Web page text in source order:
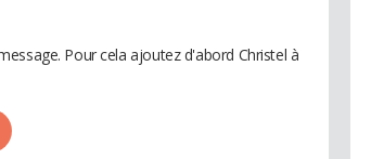
Pour cela ajoutez d'abord Christel à